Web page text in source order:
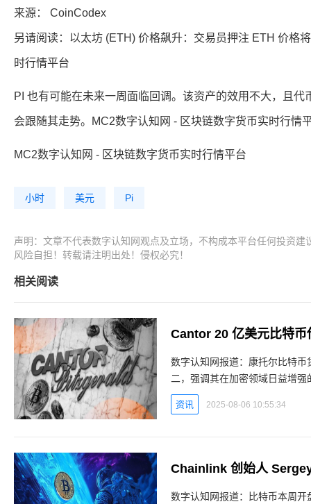
来源： CoinCodex
另请阅读：以太坊 (ETH) 价格飙升：交易员押注 ETH 价格
时行情平台
PI 也有可能在未来一周面临回调。该资产的效用不大，且
会跟随其走势。MC2数字认知网 - 区块链数字货币实时行情
MC2数字认知网 - 区块链数字货币实时行情平台
小时 美元 Pi
声明：文章不代表数字认知网观点及立场，不构成本平台任何投资
风险自担！转载请注明出处！侵权必究！
相关阅读
Cantor 20 亿美元比特币
数字认知网报道：康托尔比特
二，强调其在加密领域日益增
主经纪商FalconX和加密借贷协
资讯 2025-08-06 10:55:34
数字认知网报道：比特币本周